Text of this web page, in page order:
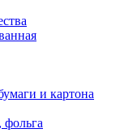
и картона
фольга